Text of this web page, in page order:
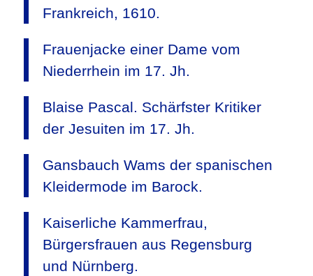
Frankreich, 1610.
Frauenjacke einer Dame vom
Niederrhein im 17. Jh.
Blaise Pascal. Schärfster Kritiker
der Jesuiten im 17. Jh.
Gansbauch Wams der spanischen
Kleidermode im Barock.
Kaiserliche Kammerfrau,
Bürgersfrauen aus Regensburg
und Nürnberg.